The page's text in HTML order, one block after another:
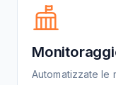
Automatizzate le